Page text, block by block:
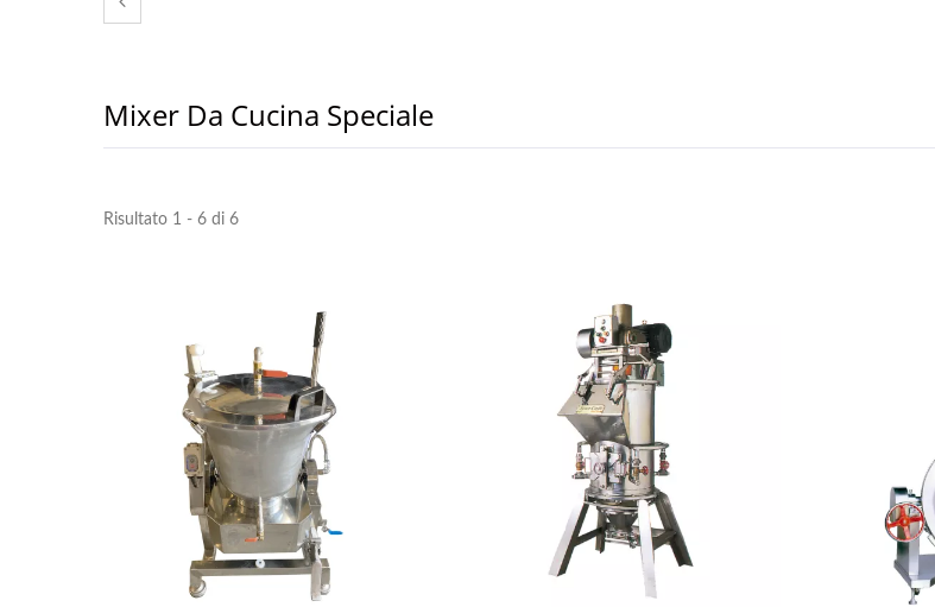
Mixer Da Cucina Speciale
Risultato 1 - 6 di 6
Mixer Da Cucina A Gas Da
40/80 Litri
Mixer Da Cucina IH Da 12
Litri
Mixer